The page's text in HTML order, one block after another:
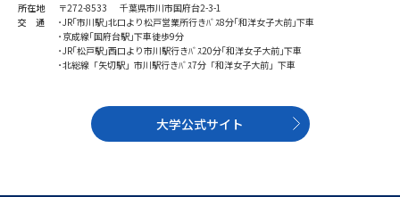
志望校・出願校を調べる
受験スケジュールを立てよう
所在地
〒272-8533 千葉県市川市国府台2-3-1
交 通
･JR｢市川駅｣北口より松戸営業所行きﾊﾞｽ8分｢和洋女子大前｣下車
･京成線｢国府台駅｣下車徒歩9分
･JR｢松戸駅｣西口より市川駅行きﾊﾞｽ20分｢和洋女子大前｣下車
･北総線「矢切駅」市川駅行きﾊﾞｽ7分「和洋女子大前」下車
大学公式サイト